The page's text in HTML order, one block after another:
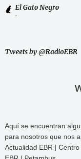
El Gato Negro
-
Tweets by @RadioEBR
Aquí se encuentran
para nosotros que nos
Actualidad EBR |